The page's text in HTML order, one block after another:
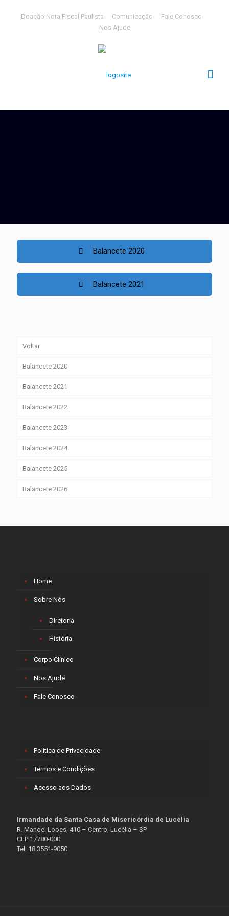
Doação Nota Fiscal Paulista Comunicação
Fale Conosco
Nos Ajude
Balancete 2020
Balancete 2021
Voltar
Balancete 2020
Balancete 2021
Balancete 2022
Balancete 2023
Balancete 2024
Balancete 2025
Balancete 2026
Home
Sobre Nós
Diretoria
História
Corpo Clínico
Nos Ajude
Fale Conosco
Política de Privacidade
Termos e Condições
Acesso aos Dados
Irmandade da Santa Casa de Misericórdia de Lucélia
R. Manoel Lopes, 410 – Centro, Lucélia – SP
CEP 17780-000
Tel: 18 3551-9050